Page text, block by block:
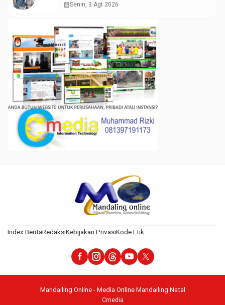
calendar_monthSenin, 3 Agt 2026
Index BeritaRedaksiKebijakan PrivasiKode Etik
Mandailing Online - Media Online Mandailing Natal
Cmedia